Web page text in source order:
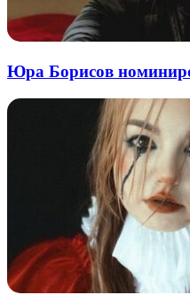
Юра Борисов